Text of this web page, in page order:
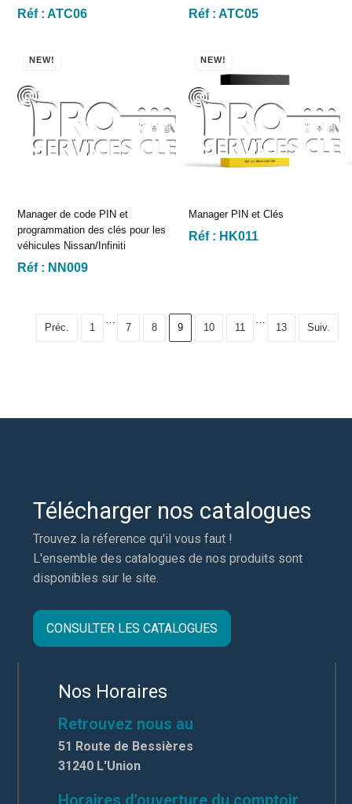
Réf :ATC06 Réf :ATC05
NEW!
Manager de code PIN et
programmation des clés pour les
véhicules Nissan/Infiniti
Réf : NN009
NEW!
Manager PIN et Clés
Réf : HK011
Préc. 1
…
7 8 9 10 11
…
13 Suiv.
Télécharger nos catalogues
Trouvez la réference qu'il vous faut !
L'ensemble des catalogues de nos produits sont
disponibles sur le site.
CONSULTER LES CATALOGUES
Nos Horaires
Retrouvez nous au
51 Route de Bessières
31240 L'Union